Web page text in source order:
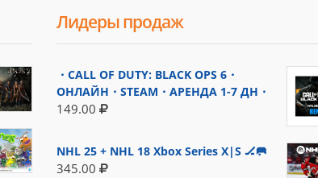
Лидеры продаж
・CALL OF DUTY: BLACK OPS 6・
ОНЛАЙН・STEAM・АРЕНДА 1-7 ДН・
149.00
NHL 25 + NHL 18 Xbox Series X|S 🏒🥅
345.00